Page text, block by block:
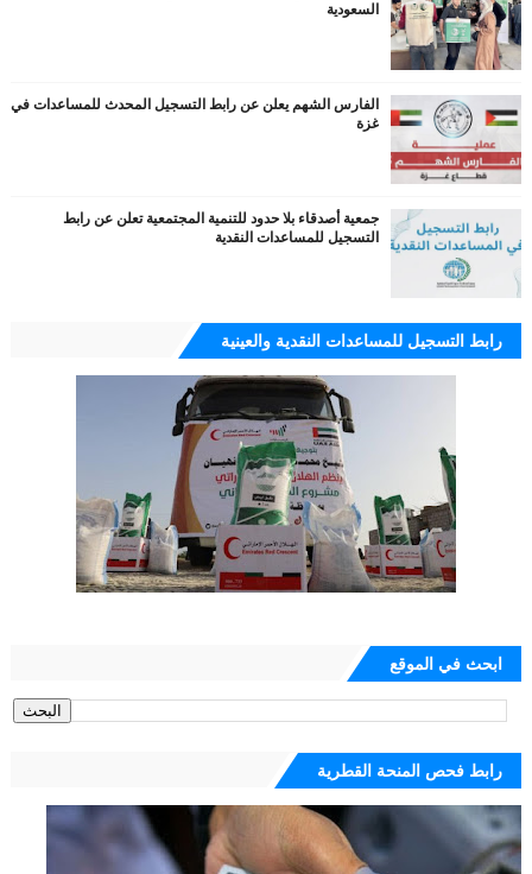
السعودية
الفارس الشهم يعلن عن رابط التسجيل المحدث للمساعدات في
غزة
جمعية أصدقاء بلا حدود للتنمية المجتمعية تعلن عن رابط
التسجيل للمساعدات النقدية
رابط التسجيل للمساعدات النقدية والعينية
ابحث في الموقع
رابط فحص المنحة القطرية